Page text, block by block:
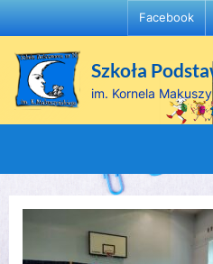
to
content
Facebook
Szkoła
im. Kornela